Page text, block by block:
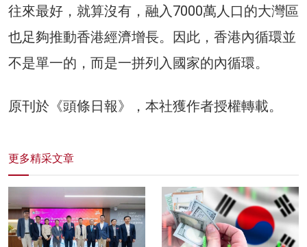
往來最好，就算沒有，融入7000萬人口的大灣區
也足夠推動香港經濟增長。因此，香港內循環並
不是單一的，而是一拼列入國家的內循環。
原刊於《頭條日報》，本社獲作者授權轉載。
更多精采文章